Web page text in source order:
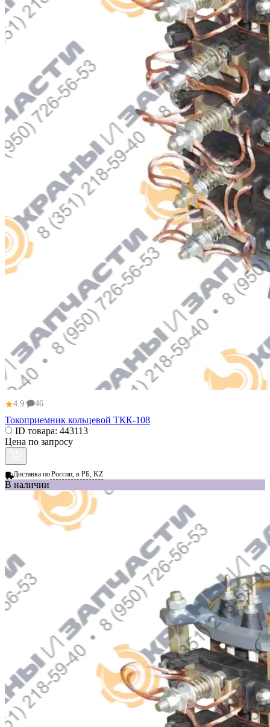
★4.9 46
Токоприемник кольцевой ТКК-108
ID товара: 443113
Цена по запросу
Доставка поРоссии, в РБ, KZ
В наличии